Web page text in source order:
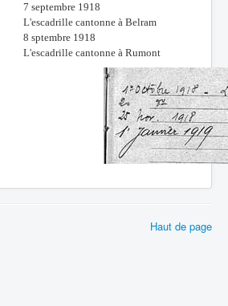
7 septembre 1918
L'escadrille cantonne à Belram
8 sptembre 1918
L'escadrille cantonne à Rumont
Haut de page